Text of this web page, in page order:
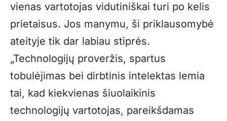
vienas vartotojas vidutiniškai turi po kelis
prietaisus. Jos manymu, ši priklausomybė
ateityje tik dar labiau stiprės.
„Technologijų proveržis, spartus
tobulėjimas bei dirbtinis intelektas lemia
tai, kad kiekvienas šiuolaikinis
technologijų vartotojas, pareikšdamas